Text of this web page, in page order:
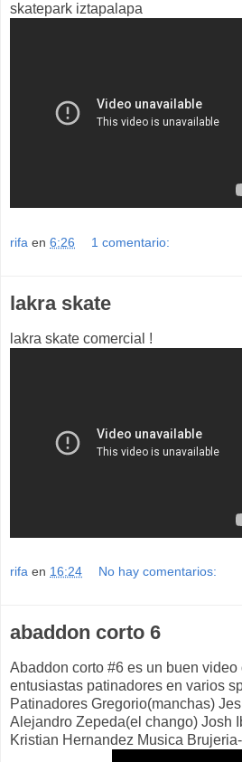
skatepark iztapalapa
rifa en 6:26 1 comentario:
lakra skate
lakra skate comercial !
rifa en 16:24 No hay comentarios:
abaddon corto 6
Abaddon corto #6 es un buen
entusiastas patinadores en varios
Patinadores Gregorio(manchas)
Alejandro Zepeda(el chango) Josh
Kristian Hernandez Musica